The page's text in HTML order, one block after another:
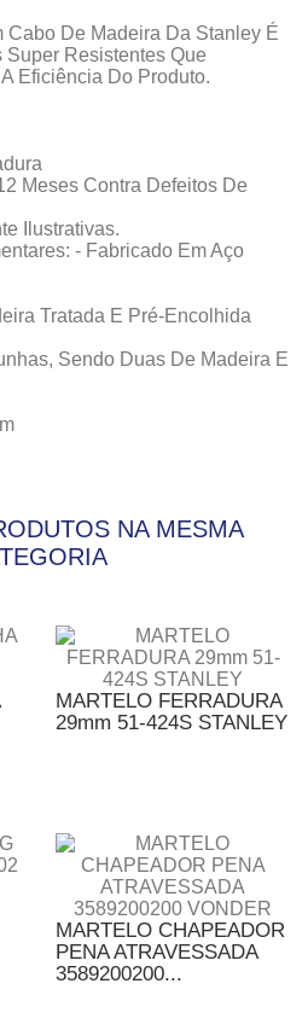
Cabo De Madeira Da Stanley É
Resistentes Que
Eficiência Do Produto.
Meses Contra Defeitos De
Ilustrativas.
- Fabricado Em Aço
Tratada E Pré-Encolhida
Sendo Duas De Madeira E
NA MESMA
MARTELO FERRADURA
29mm 51-424S STANLEY
MARTELO CHAPEADOR
PENA ATRAVESSADA
3589200200...